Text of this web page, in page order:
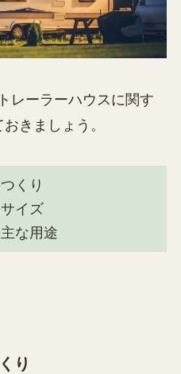
レーラーハウスに関す
きましょう。
くり
イズ
な用途
り